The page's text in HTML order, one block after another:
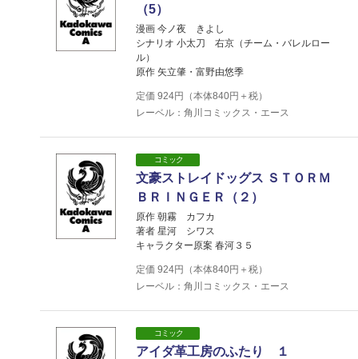
（5）
漫画 今ノ夜 きよし
シナリオ 小太刀 右京（チーム・バレルロー
ル）
原作 矢立肇・富野由悠季
定価 924円（本体840円＋税）
レーベル：角川コミックス・エース
コミック
文豪ストレイドッグス ＳＴＯＲＭ
ＢＲＩＮＧＥＲ（２）
原作 朝霧 カフカ
著者 星河 シワス
キャラクター原案 春河３５
定価 924円（本体840円＋税）
レーベル：角川コミックス・エース
コミック
アイダ革工房のふたり １